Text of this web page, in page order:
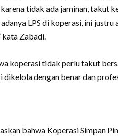
tidak ada jaminan, takut
LPS di koperasi, ini
kata Zabadi.
koperasi tidak perlu takut
dikelola dengan benar dan
bahwa Koperasi Simpan